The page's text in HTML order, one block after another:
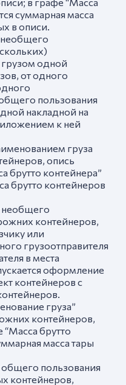
суммарная масса
в описи.
необщего
одной
от одного
пользования
накладной на
к ней
груза
опись
брутто контейнера”
брутто контейнеров
необщего
контейнеров,
или
грузоотправителя
в места
оформление
контейнеров с
груза”
контейнеров,
“Масса брутто
масса тары
пользования
контейнеров,